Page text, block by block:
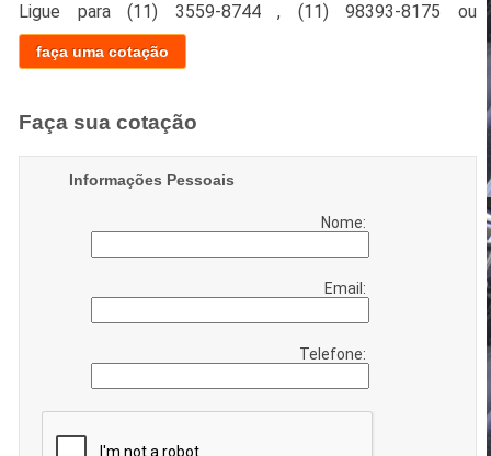
Ligue para(11) 3559-8744 , (11) 98393-8175 ou
faça uma cotação
Faça sua cotação
Informações Pessoais
Nome:
Email:
Telefone: